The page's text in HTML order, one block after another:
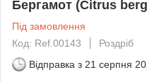
Бергамот (Citrus
Під замовлення
Код: Ref.00143
Роздріб
Відправка з 21 серпня